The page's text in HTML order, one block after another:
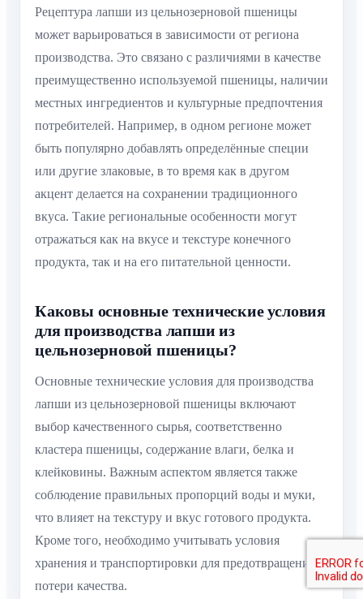
Рецептура лапши из цельнозерновой пшеницы
может варьироваться в зависимости от региона
производства. Это связано с различиями в качестве
преимущественно используемой пшеницы, наличии
местных ингредиентов и культурные предпочтения
потребителей. Например, в одном регионе может
быть популярно добавлять определённые специи
или другие злаковые, в то время как в другом
акцент делается на сохранении традиционного
вкуса. Такие региональные особенности могут
отражаться как на вкусе и текстуре конечного
продукта, так и на его питательной ценности.
Каковы основные технические условия
для производства лапши из
цельнозерновой пшеницы?
Основные технические условия для производства
лапши из цельнозерновой пшеницы включают
выбор качественного сырья, соответственно
кластера пшеницы, содержание влаги, белка и
клейковины. Важным аспектом является также
соблюдение правильных пропорций воды и муки,
что влияет на текстуру и вкус готового продукта.
Кроме того, необходимо учитывать условия
хранения и транспортировки для предотвращения
потери качества.